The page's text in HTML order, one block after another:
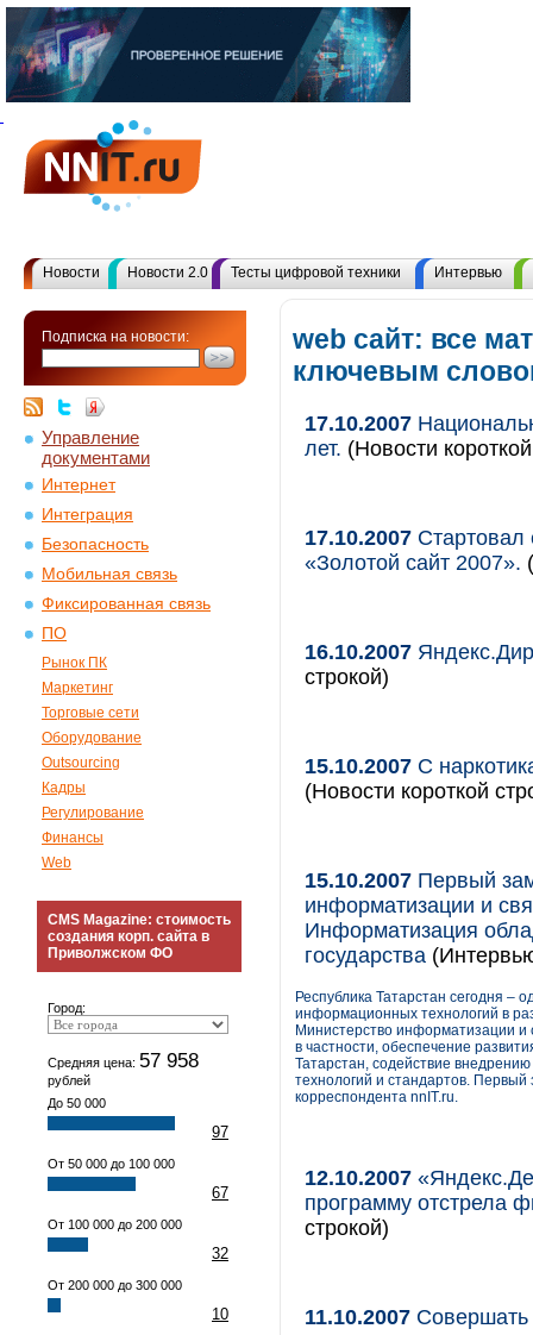
Новости Новости 2.0 Тесты цифровой техники Интервью
Подписка на новости:
Управление
документами
Интернет
Интеграция
Безопасность
Мобильная связь
Фиксированная связь
ПО
Рынок ПК
Маркетинг
Торговые сети
Оборудование
Outsourcing
Кадры
Регулирование
Финансы
Web
CMS Magazine: стоимость
создания корп. сайта в
Приволжском ФО
Город:
Средняя цена: 57 958
рублей
До 50 000
97
От 50 000 до 100 000
67
От 100 000 до 200 000
32
От 200 000 до 300 000
10
web сайт: все
ключевым
17.10.2007
лет. (Новости
17.10.2007 Стартовал
«Золотой сайт 2007».
16.10.2007
строкой)
15.10.2007 С
(Новости короткой
15.10.2007 Первый
информатизации и
Информатизация
государства
Республика Татарстан сегодня –
информационных технологий в
Министерство информатизации и
в частности, обеспечение
Татарстан, содействие
технологий и стандартов.
корреспондента nnIT.ru.
12.10.2007
программу отстрела
строкой)
11.10.2007 Совершать